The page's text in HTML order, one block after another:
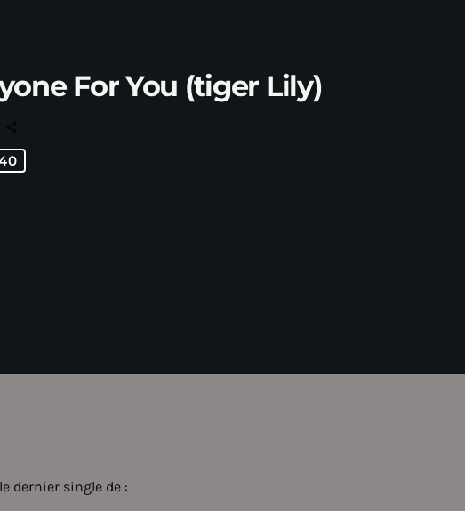
For You (tiger Lily)
dernier single de :